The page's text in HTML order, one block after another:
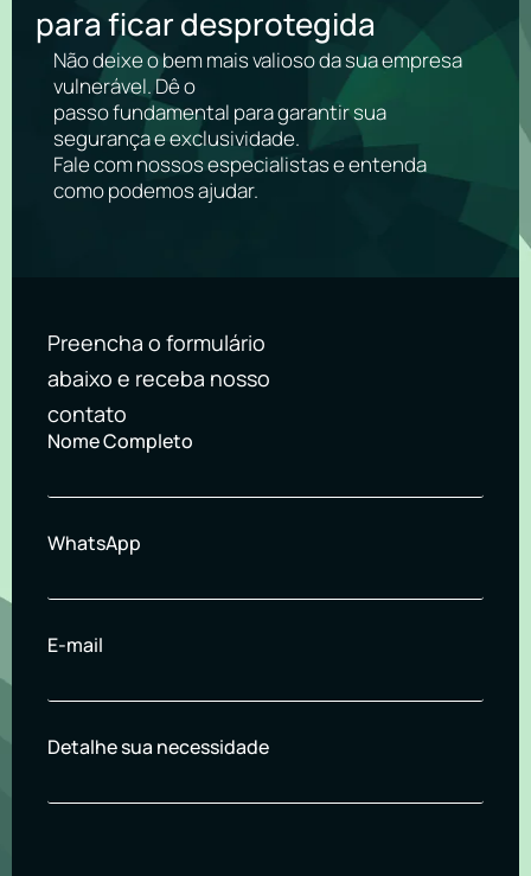
para ficar desprotegida
Não deixe o bem mais valioso da sua empresa
vulnerável. Dê o
passo fundamental para garantir sua
segurança e exclusividade.
Fale com nossos especialistas e entenda
como podemos ajudar.
Preencha o formulário
abaixo e receba nosso
contato
Nome Completo
WhatsApp
E-mail
Detalhe sua necessidade